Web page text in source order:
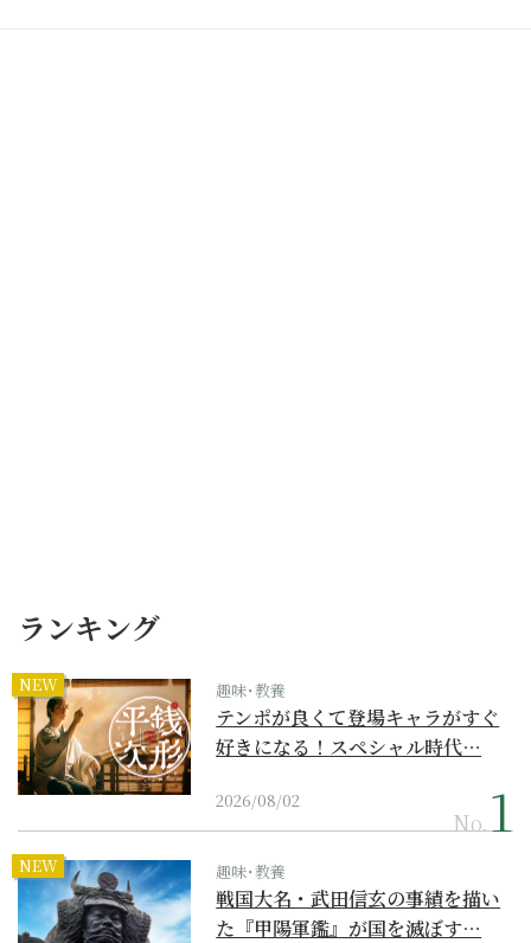
ランキング
NEW 趣味･教養
テンポが良くて登場キャラがすぐ
好きになる！スペシャル時代…
2026/08/02
No.
NEW 趣味･教養
戦国大名・武田信玄の事績を描い
た『甲陽軍鑑』が国を滅ぼす…